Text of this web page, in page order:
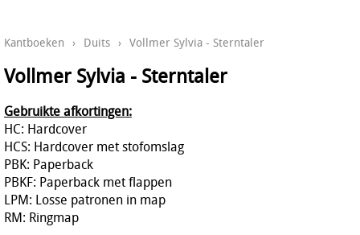
Kantboeken › Duits › Vollmer Sylvia - Sterntaler
Vollmer Sylvia - Sterntaler
Gebruikte afkortingen:
HC: Hardcover
HCS: Hardcover met stofomslag
PBK: Paperback
PBKF: Paperback met flappen
LPM: Losse patronen in map
RM: Ringmap